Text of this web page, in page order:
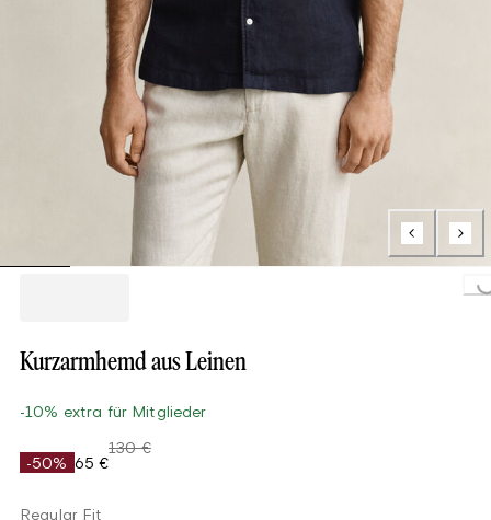
Loading...
Kurzarmhemd aus Leinen
-10% extra für Mitglieder
-50% 65 €
130 €
Regular Fit